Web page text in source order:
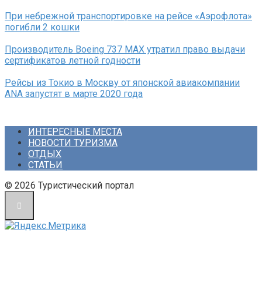
При небрежной транспортировке на рейсе «Аэрофлота»
погибли 2 кошки
Производитель Boeing 737 MAX утратил право выдачи
сертификатов летной годности
Рейсы из Токио в Москву от японской авиакомпании
ANA запустят в марте 2020 года
ИНТЕРЕСНЫЕ МЕСТА
НОВОСТИ ТУРИЗМА
ОТДЫХ
СТАТЬИ
© 2026 Туристический портал